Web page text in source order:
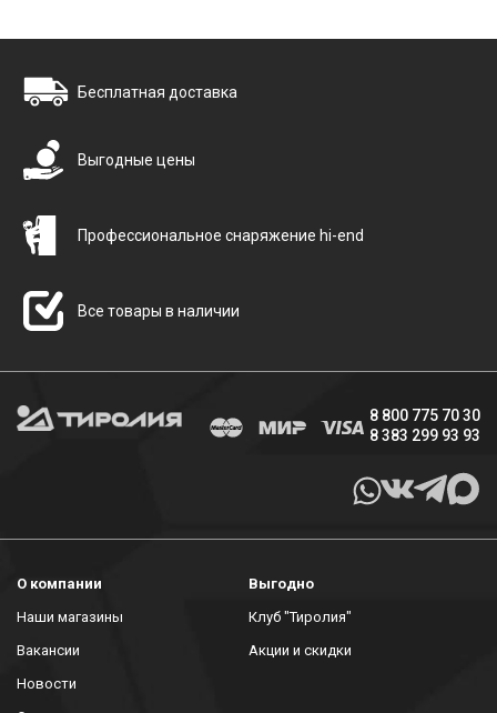
Бесплатная доставка
Выгодные цены
Профессиональное снаряжение hi-end
Все товары в наличии
8 800 775 70 30
8 383 299 93 93
О компании
Наши магазины
Вакансии
Новости
Выгодно
Клуб "Тиролия"
Акции и скидки